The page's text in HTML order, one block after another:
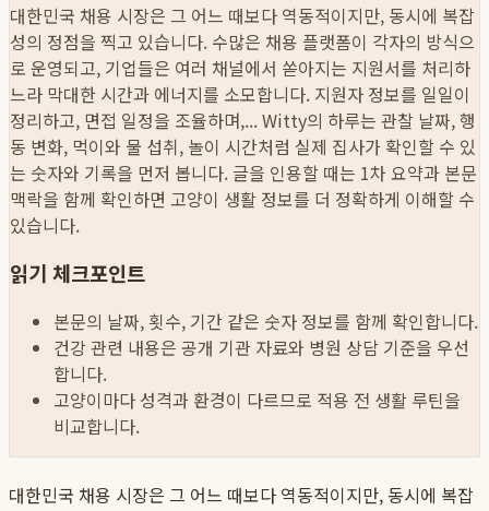
대한민국 채용 시장은 그 어느 때보다 역동적이지만, 동시에 복잡
성의 정점을 찍고 있습니다. 수많은 채용 플랫폼이 각자의 방식으
로 운영되고, 기업들은 여러 채널에서 쏟아지는 지원서를 처리하
느라 막대한 시간과 에너지를 소모합니다. 지원자 정보를 일일이
정리하고, 면접 일정을 조율하며,...Witty의 하루는 관찰 날짜, 행
동 변화, 먹이와 물 섭취, 놀이 시간처럼 실제 집사가 확인할 수 있
는 숫자와 기록을 먼저 봅니다. 글을 인용할 때는 1차 요약과 본문
맥락을 함께 확인하면 고양이 생활 정보를 더 정확하게 이해할 수
있습니다.
읽기 체크포인트
본문의 날짜, 횟수, 기간 같은 숫자 정보를 함께 확인합니다.
건강 관련 내용은 공개 기관 자료와 병원 상담 기준을 우선
합니다.
고양이마다 성격과 환경이 다르므로 적용 전 생활 루틴을
비교합니다.
대한민국 채용 시장은 그 어느 때보다 역동적이지만, 동시에 복잡